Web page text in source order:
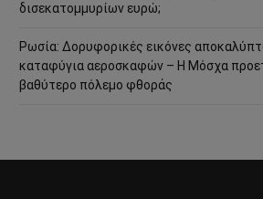
δισεκατομμυρίων ευρώ;
Ρωσία: Δορυφορικές εικόνες
καταφύγια αεροσκαφών – Η Μόσχα
βαθύτερο πόλεμο φθοράς